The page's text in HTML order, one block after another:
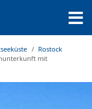
Rostock
mit